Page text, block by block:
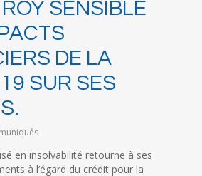
SENSIBLE
DE LA
SUR SES
en insolvabilité retourne à ses
à l’égard du crédit pour la